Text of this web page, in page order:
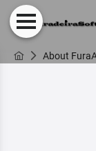
About